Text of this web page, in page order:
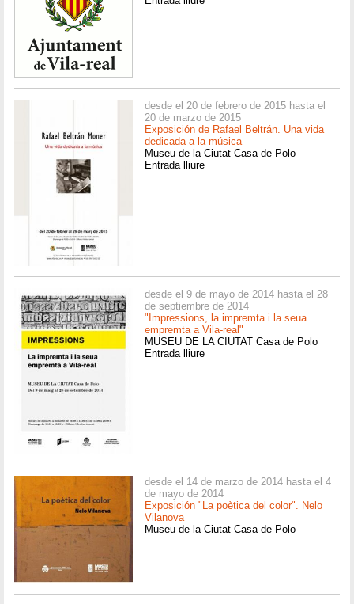
desde el 20 de febrero de 2015 hasta el
20 de marzo de 2015
Exposición de Rafael Beltrán. Una vida
dedicada a la música
Museu de la Ciutat Casa de Polo
Entrada lliure
desde el 9 de mayo de 2014 hasta el 28
de septiembre de 2014
"Impressions, la impremta i la seua
empremta a Vila-real"
MUSEU DE LA CIUTAT Casa de Polo
Entrada lliure
desde el 14 de marzo de 2014 hasta el 4
de mayo de 2014
Exposición "La poètica del color". Nelo
Vilanova
Museu de la Ciutat Casa de Polo